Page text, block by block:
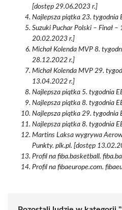
[dostęp 29.06.2023 r.]
Najlepsza piątka 23. tygodnia
Suzuki Puchar Polski – Finał
20.02.2023 r.]
Michał Kolenda MVP 8.
28.12.2022 r.]
Michał Kolenda MVP 29.
13.04.2022 r.]
Najlepsza piątka 5. tygodnia
Najlepsza piątka 8. tygodnia
Najlepsza piątka 29. tygodnia
Najlepsza piątka 8. tygodnia
Martins Laksa wygrywa
Punkty. plk.pl. [dostęp
Profil na fiba.basketball.
Profil na fibaeurope.com.